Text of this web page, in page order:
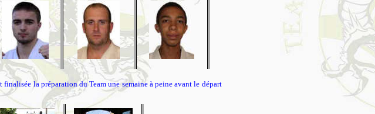
finalisée la préparation du Team une semaine à peine avant le départ